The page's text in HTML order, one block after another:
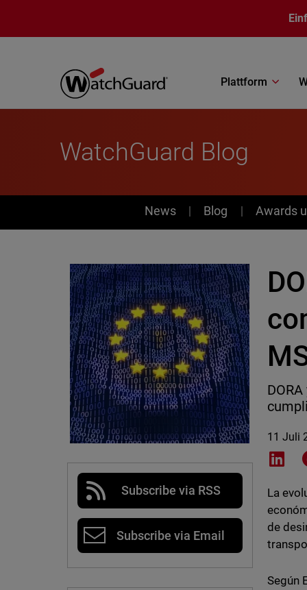
Plattform
WatchGuard Blog
News
News Blog Awards
Subscribe via RSS
Subscribe via Email
11 Juli
La
de
Según